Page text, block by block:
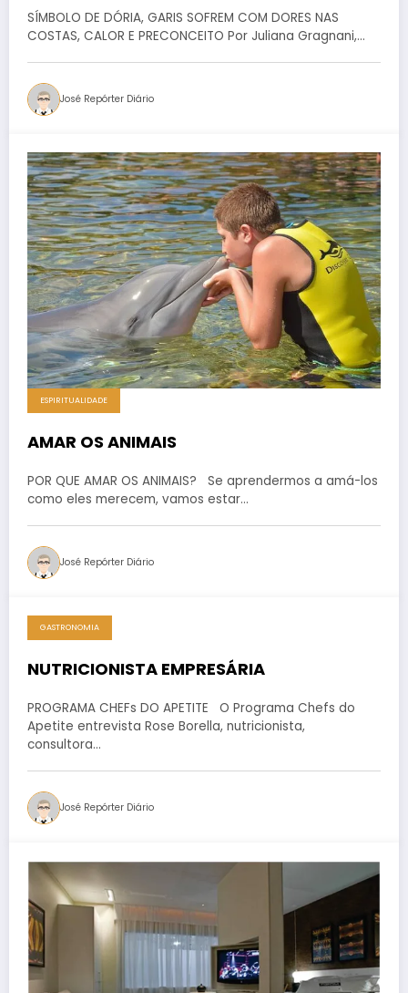
SÍMBOLO DE DÓRIA, GARIS SOFREM COM DORES NAS
COSTAS, CALOR E PRECONCEITO Por Juliana Gragnani,…
José Repórter Diário
ESPIRITUALIDADE
AMAR OS ANIMAIS
POR QUE AMAR OS ANIMAIS? Se aprendermos a amá-los
como eles merecem, vamos estar…
José Repórter Diário
GASTRONOMIA
NUTRICIONISTA EMPRESÁRIA
PROGRAMA CHEFs DO APETITE O Programa Chefs do
Apetite entrevista Rose Borella, nutricionista,
consultora…
José Repórter Diário